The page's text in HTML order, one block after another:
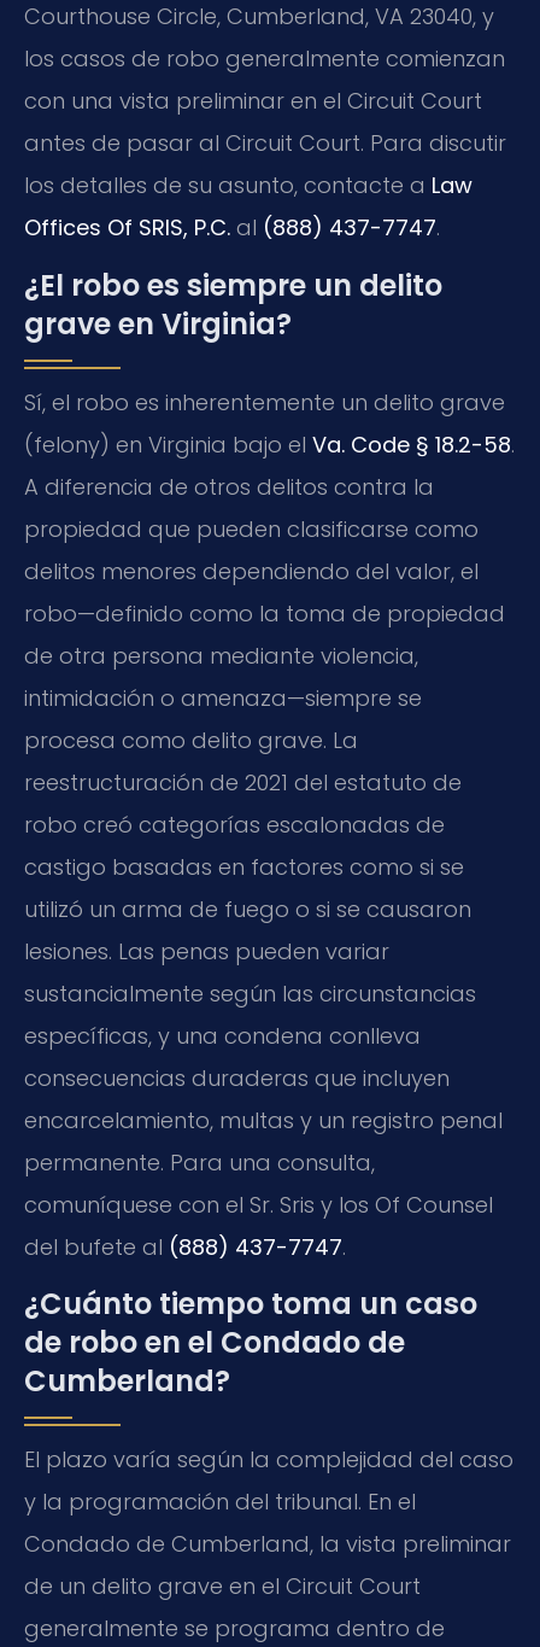
Courthouse Circle, Cumberland, VA 23040, y
los casos de robo generalmente comienzan
con una vista preliminar en el Circuit Court
antes de pasar al Circuit Court. Para discutir
los detalles de su asunto, contacte a Law
Offices Of SRIS, P.C. al (888) 437-7747.
¿El robo es siempre un delito
grave en Virginia?
Sí, el robo es inherentemente un delito grave
(felony) en Virginia bajo el Va. Code § 18.2-58.
A diferencia de otros delitos contra la
propiedad que pueden clasificarse como
delitos menores dependiendo del valor, el
robo—definido como la toma de propiedad
de otra persona mediante violencia,
intimidación o amenaza—siempre se
procesa como delito grave. La
reestructuración de 2021 del estatuto de
robo creó categorías escalonadas de
castigo basadas en factores como si se
utilizó un arma de fuego o si se causaron
lesiones. Las penas pueden variar
sustancialmente según las circunstancias
específicas, y una condena conlleva
consecuencias duraderas que incluyen
encarcelamiento, multas y un registro penal
permanente. Para una consulta,
comuníquese con el Sr. Sris y los Of Counsel
del bufete al (888) 437-7747.
¿Cuánto tiempo toma un caso
de robo en el Condado de
Cumberland?
El plazo varía según la complejidad del caso
y la programación del tribunal. En el
Condado de Cumberland, la vista preliminar
de un delito grave en el Circuit Court
generalmente se programa dentro de